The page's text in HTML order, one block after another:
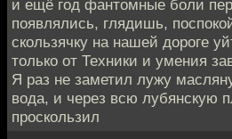
и ещё год фантомные боли
появлялись, глядишь,
скользячку на нашей дороге
только от Техники и умения
Я раз не заметил лужу
вода, и через всю лубянскую
проскользил